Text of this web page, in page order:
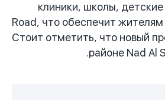
клиники, школы,
Road, что обеспечит
Стоит отметить, что новый
районе Nad Al